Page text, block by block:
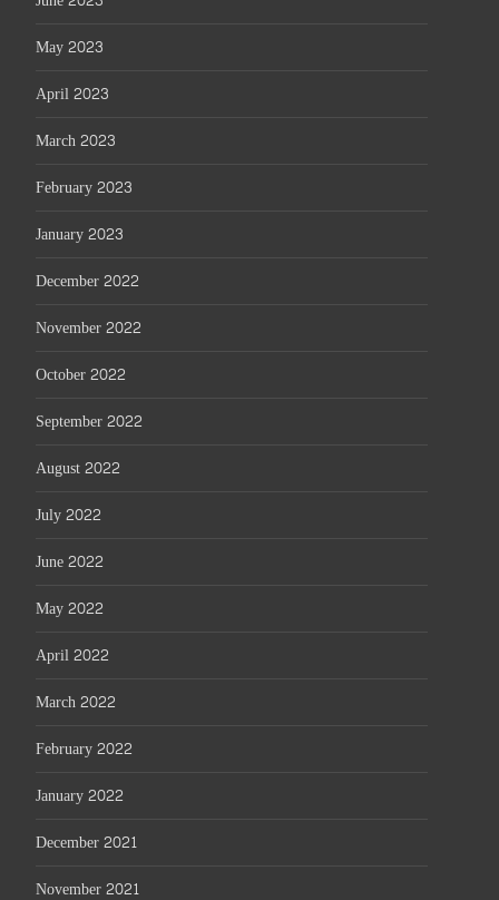
May 2023
April 2023
March 2023
February 2023
January 2023
December 2022
November 2022
October 2022
September 2022
August 2022
July 2022
June 2022
May 2022
April 2022
March 2022
February 2022
January 2022
December 2021
November 2021